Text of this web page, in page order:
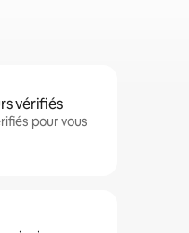
vérifiés
pour vous